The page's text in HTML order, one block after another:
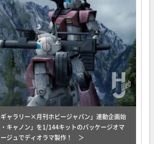
ギャラリー×月刊ホビージャパン」連動企画始
キャノン」を1/144キットのパッケージオマ
ージュでディオラマ製作！